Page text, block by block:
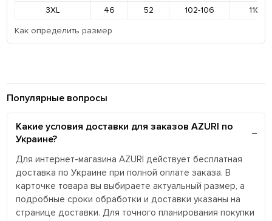
3XL
46 52 102-106
110-
Как определить размер
Популярные вопросы
Какие условия доставки для заказов AZURI по
Украине?
Для интернет-магазина AZURI действует бесплатная
доставка по Украине при полной оплате заказа. В
карточке товара вы выбираете актуальный размер, а
подробные сроки обработки и доставки указаны на
странице доставки. Для точного планирования покупки